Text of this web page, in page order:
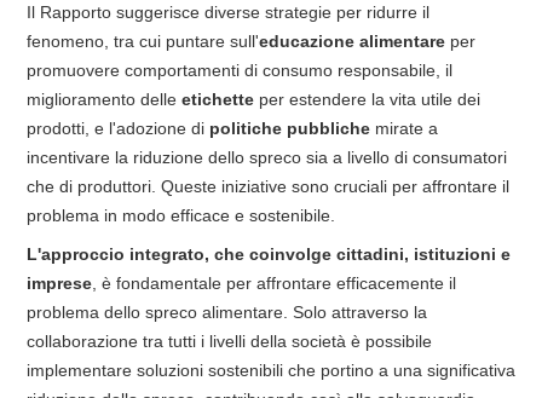
Il Rapporto suggerisce diverse strategie per ridurre il
fenomeno, tra cui puntare sull'educazione alimentare per
promuovere comportamenti di consumo responsabile, il
miglioramento delle etichette per estendere la vita utile dei
prodotti, e l'adozione di politiche pubbliche mirate a
incentivare la riduzione dello spreco sia a livello di consumatori
che di produttori. Queste iniziative sono cruciali per affrontare il
problema in modo efficace e sostenibile.
L'approccio integrato, che coinvolge cittadini, istituzioni e
imprese , è fondamentale per affrontare efficacemente il
problema dello spreco alimentare. Solo attraverso la
collaborazione tra tutti i livelli della società è possibile
implementare soluzioni sostenibili che portino a una significativa